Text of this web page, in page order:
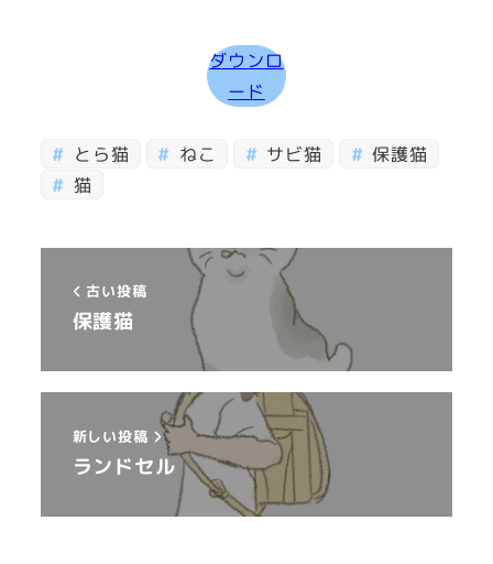
ダウンロ
ード
とら猫 ねこ サビ猫
保護猫
猫
古い投稿
保護猫
新しい投稿
ランドセル